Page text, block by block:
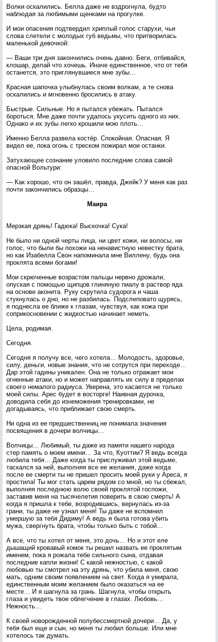
Волки оскалились. Белла даже не вздрогнула, будто
наблюдая за любимыми щенками на прогулке.
И мои опасения подтвердил хриплый голос старухи, чьи
слова слетели с молодых губ ведьмы, что притворилась
маленькой девочкой:
— Ваши три дня закончились очень давно. Беги, отбивайся,
клошар, делай что хочешь. Иначе единственное, что от тебя
останется, это приглянувшиеся мне зубы…
Красная шапочка улыбнулась своим волкам, а те снова
оскалились и мгновенно бросились в атаку.
Быстрые. Сильные. Но я пытался убежать. Пытался
бороться. Мне даже почти удалось укусить одного из них.
Однако и их зубы легко крошили мою плоть…
Именно Белла развела костёр. Спокойная. Опасная. Я
видел ее, пока огонь с треском пожирал мои останки.
Затухающее сознание уловило последние слова самой
опасной Вольтури:
— Как хорошо, что он зашёл, правда, Джейк? У меня как раз
почти закончились образцы…
Маира
Мерзкая дрянь! Гадюка! Выскочка! Сука!
Не было ни одной черты лица, ни цвет кожи, ни волосы, ни
голос, что были бы похожи на ненавистную невестку брата,
но как Изабелла Свон напоминала мне Виллену, будь она
проклята всеми богами!
Мои скрюченные возрастом пальцы нервно дрожали,
опуская с помощью щипцов глиняную пиалу в раствор яда
на основе аконита. Руку скрутила судорога и чаша
стукнулась о дно, но не разбилась. Подслеповато щурясь,
я поднесла ее ближе к глазам, чувствуя, как кожа при
соприкосновении с жидкостью начинает неметь.
Цела, родимая.
Сегодня.
Сегодня я получу все, чего хотела… Молодость, здоровье,
силу, деньги, новые знания, что не сотрутся при переходе…
Дар этой гадины уникален. Она не только отражает мои
огненные атаки, но и может направлять их силу в пределах
своего немалого радиуса. Уверена, это касается не только
моей силы. Арес будет в восторге! Наивная дурочка,
доводила себя до изнеможения тренировками, не
догадываясь, что приближает свою смерть.
Ни одна из ее предшественниц не понимала значения
посвящения в дочери волчицы…
Волчицы… Любимый, ты даже из памяти нашего народа
стер память о моем имени… За что, Куоттии? Я ведь всегда
любила тебя… Даже когда ты прислуживал этой ведьме,
таскался за ней, выполняя все ее желания, даже когда
после ее смерти ты не пришел просить моей руки у Ареса, я
простила! Ты мог стать царем рядом со мной, но ты сбежал,
выполняя последнюю волю своей проклятой госпожи,
заставив меня на тысячелетия поверить в свою смерть! А
когда я пришла к тебе, возродившись, вернулась из-за
грани, ты даже не узнал меня! Ты даже не вспомнил
умершую за тебя Дидиму! А ведь я была готова убить
мужа, свергнуть брата, чтобы только быть с тобой…
А все, что ты хотел от меня, это дочь… Но и этот еле
дышащий кровавый комок ты решил назвать ее проклятым
именем, пока я рожала тебе сильного сына, отдавая
последние капли жизни! С какой нежностью, с какой
любовью ты смотрел на эту дрянь, что убила меня, свою
мать, одним своим появлением на свет. Когда я умирала,
единственным моим желанием было оказаться на ее
месте… И я шагнула за грань. Шагнула, чтобы открыть
глаза и увидеть твое облегчение в глазах. Любовь…
Нежность…
К своей новорожденной полубессмертной дочери… Да, у
тебя был еще и сын, но меня ты любил больше. Или мне
хотелось так думать.